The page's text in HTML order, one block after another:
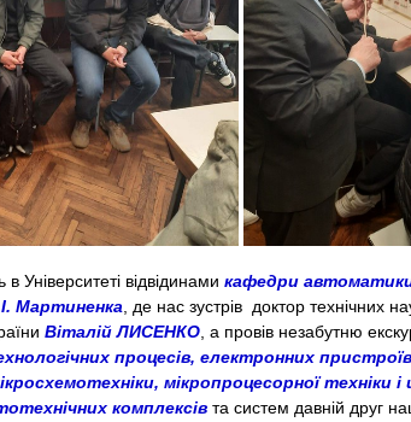
відвідинами кафедри
Мартиненка, де нас зустрів доктор технічних
Віталій ЛИСЕНКО, а провів незабутню
процесів, електронних
мікропроцесорної техніки
комплексів та систем давній друг